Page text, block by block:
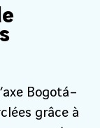
Bogotá–
grâce à